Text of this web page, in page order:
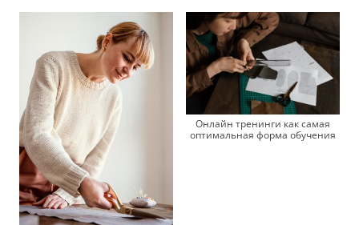
Онлайн тренинги как самая
оптимальная форма обучения